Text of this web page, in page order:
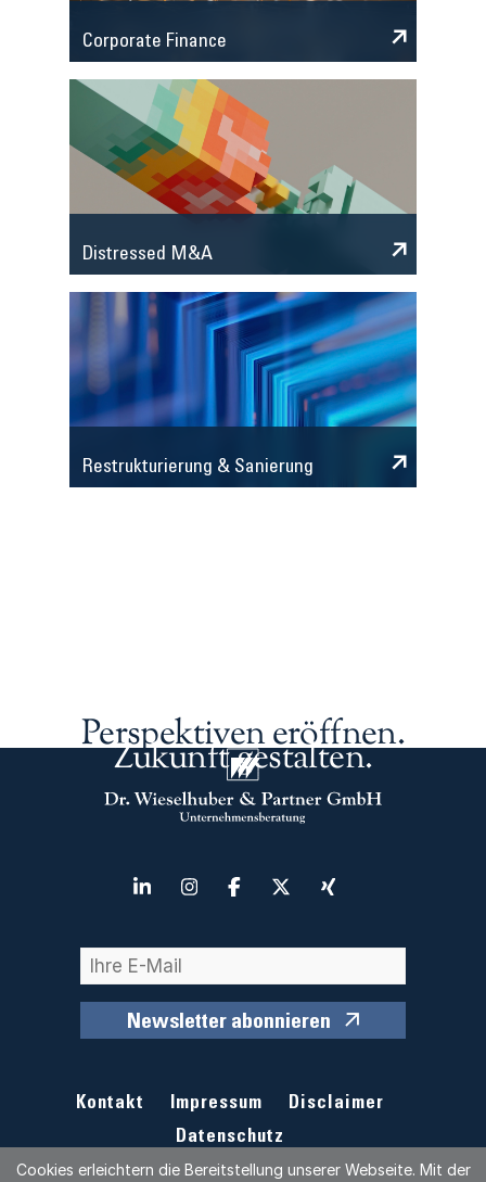
Corporate Finance
Distressed M&A
Restrukturierung & Sanierung
Newsletter abonnieren
Kontakt Impressum
Disclaimer
Datenschutz
Perspektiven eröffnen.
Zukunft gestalten.
Cookies erleichtern die Bereitstellung unserer Webseite. Mit der